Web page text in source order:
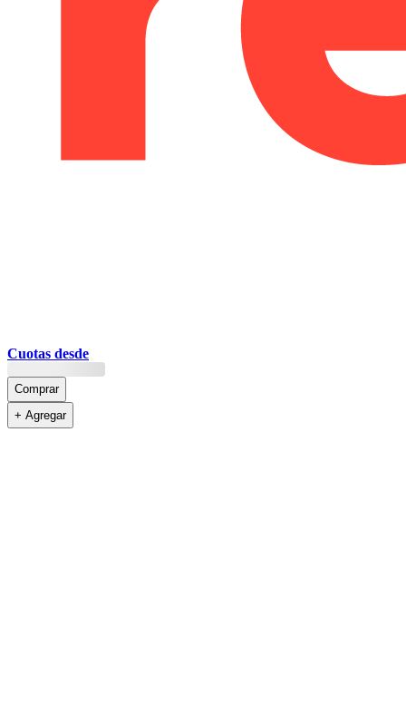
Cuotas desde
Comprar
+ Agregar